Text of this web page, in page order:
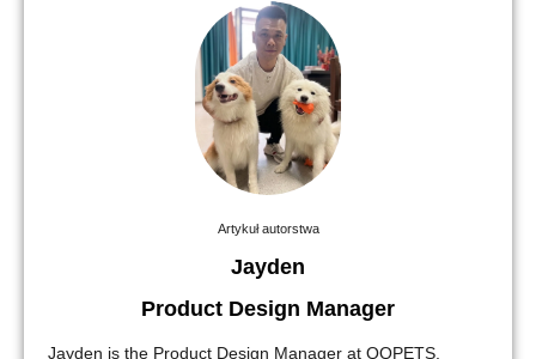
Artykuł autorstwa
Jayden
Product Design Manager
Jayden is the Product Design Manager at QQPETS,